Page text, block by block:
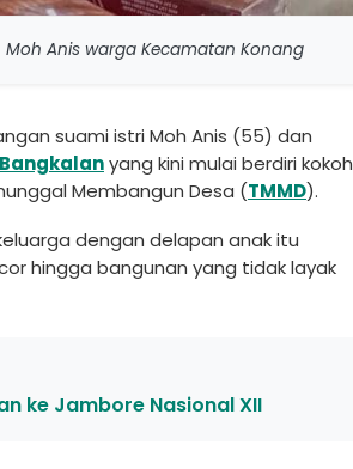
Anis warga Kecamatan Konang
suami istri Moh Anis (55) dan
Bangkalanyang kini mulai berdiri kokoh
Membangun Desa (TMMD).
dengan delapan anak itu
hingga bangunan yang tidak layak
ke Jambore Nasional XII